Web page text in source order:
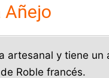
Añejo
artesanal y tiene
Roble francés.